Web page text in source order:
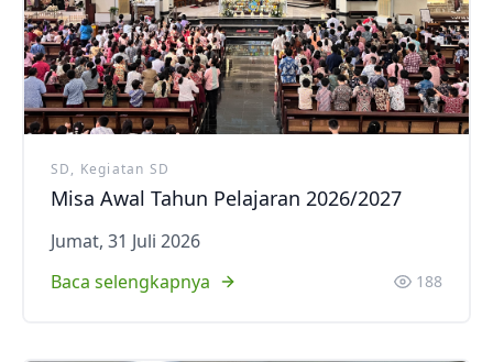
SD, Kegiatan SD
Misa Awal Tahun Pelajaran 2026/2027
Jumat, 31 Juli 2026
Baca selengkapnya
188